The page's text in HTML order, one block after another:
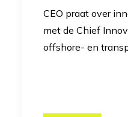
CEO praat over
met de Chief
offshore- en